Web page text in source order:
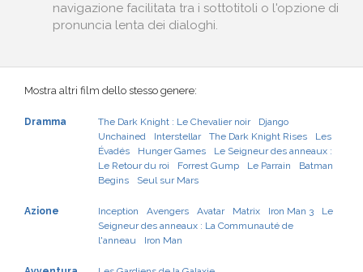
navigazione facilitata tra i sottotitoli o l'opzione di
pronuncia lenta dei dialoghi.
Mostra altri film dello stesso genere:
Dramma The Dark Knight : Le Chevalier noir
Django
Unchained
Interstellar The Dark Knight Rises
Les
Évadés
Hunger Games
Le Seigneur des anneaux :
Le Retour du roi
Forrest Gump Le Parrain
Batman
Begins
Seul sur Mars
Azione Inception Avengers Avatar Matrix Iron Man 3
Le
Seigneur des anneaux : La Communauté de
l'anneau
Iron Man